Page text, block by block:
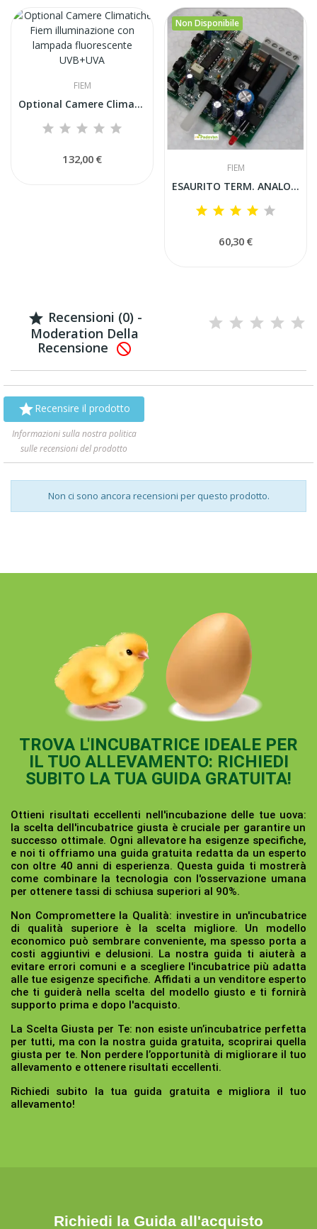
FIEM
Optional Camere Climatiche Fiem illuminazione...
132,00 €
Non Disponibile
FIEM
ESAURITO TERM. ANALOGICO ELTP1 + SONDA (SOLO...
60,30 €
 Recensioni (0) -
Moderation Della
Recensione 
Recensire il prodotto
Informazioni sulla nostra politica
sulle recensioni del prodotto
Non ci sono ancora recensioni per questo prodotto.
TROVA L'INCUBATRICE IDEALE PER
IL TUO ALLEVAMENTO: RICHIEDI
SUBITO LA TUA GUIDA GRATUITA!
Ottieni risultati eccellenti nell'incubazione delle tue uova:
la scelta dell'incubatrice giusta è cruciale per garantire un
successo ottimale. Ogni allevatore ha esigenze specifiche,
e noi ti offriamo una guida gratuita redatta da un esperto
con oltre 40 anni di esperienza. Questa guida ti mostrerà
come combinare la tecnologia con l'osservazione umana
per ottenere tassi di schiusa superiori al 90%.
Non Compromettere la Qualità: investire in un'incubatrice
di qualità superiore è la scelta migliore. Un modello
economico può sembrare conveniente, ma spesso porta a
costi aggiuntivi e delusioni. La nostra guida ti aiuterà a
evitare errori comuni e a scegliere l'incubatrice più adatta
alle tue esigenze specifiche. Affidati a un venditore esperto
che ti guiderà nella scelta del modello giusto e ti fornirà
supporto prima e dopo l'acquisto.
La Scelta Giusta per Te: non esiste un’incubatrice perfetta
per tutti, ma con la nostra guida gratuita, scoprirai quella
giusta per te. Non perdere l’opportunità di migliorare il tuo
allevamento e ottenere risultati eccellenti.
Richiedi subito la tua guida gratuita e migliora il tuo
allevamento!
Richiedi la Guida all'acquisto